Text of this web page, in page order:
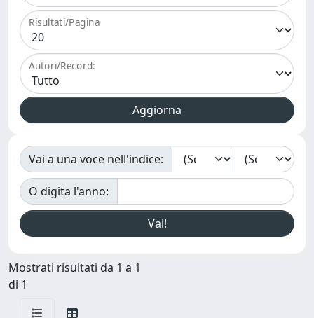
Risultati/Pagina
Autori/Record:
Vai a una voce nell'indice:
O digita l'anno:
Mostrati risultati da 1 a 1
di 1